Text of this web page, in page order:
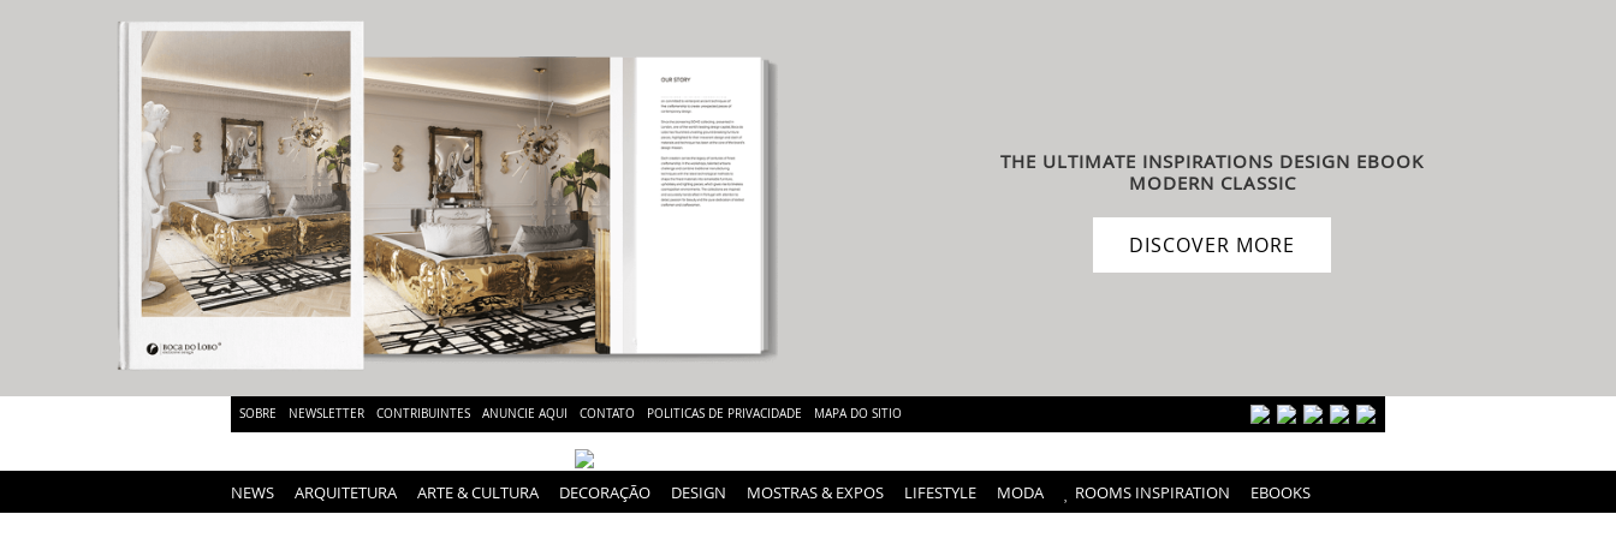
THE ULTIMATE INSPIRATIONS DESIGN EBOOK
MODERN CLASSIC
DISCOVER MORE
SOBRE NEWSLETTER CONTRIBUINTES ANUNCIE AQUI CONTATO POLITICAS DE PRIVACIDADE MAPA DO SITIO
NEWS ARQUITETURA ARTE & CULTURA DECORAÇÃO DESIGN MOSTRAS & EXPOS LIFESTYLE MODA ROOMS INSPIRATION EBOOKS